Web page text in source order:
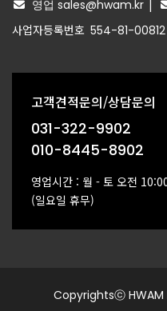
영업 sales@hwam.kr |
사업자등록번호 554-81-00812
고객견적문의/상담문의
031-322-9902
010-8445-8902
영업시간 : 월 - 토 오전
(일요일 휴무)
Copyrightsⓒ HWAM